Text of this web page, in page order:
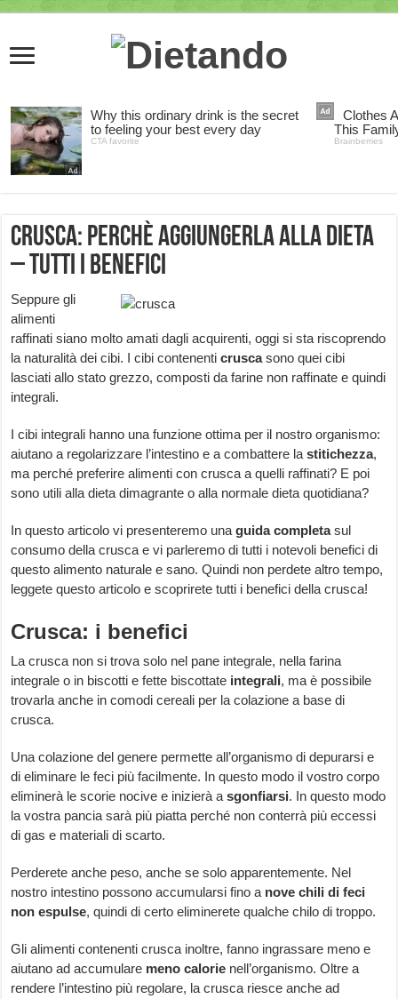
Crusca: perchè aggiungerla alla dieta
– tutti i benefici
Seppure gli
alimenti
raffinati siano molto amati dagli acquirenti, oggi si sta riscoprendo
la naturalità dei cibi. I cibi contenenticruscasono quei cibi
lasciati allo stato grezzo, composti da farine non raffinate e quindi
integrali.
I cibi integrali hanno una funzione ottima per il nostro organismo:
aiutano a regolarizzare l’intestino e a combattere lastitichezza,
ma perché preferire alimenti con crusca a quelli raffinati? E poi
sono utili alla dieta dimagrante o alla normale dieta quotidiana?
In questo articolo vi presenteremo unaguida completasul
consumo della crusca e vi parleremo di tutti i notevoli benefici di
questo alimento naturale e sano. Quindi non perdete altro tempo,
leggete questo articolo e scoprirete tutti i benefici della crusca!
Crusca: i benefici
La crusca non si trova solo nel pane integrale, nella farina
integrale o in biscotti e fette biscottate integrali, ma è possibile
trovarla anche in comodi cereali per la colazione a base di
crusca.
Una colazione del genere permette all’organismo di depurarsi e
di eliminare le feci più facilmente. In questo modo il vostro corpo
eliminerà le scorie nocive e inizierà asgonfiarsi. In questo modo
la vostra pancia sarà più piatta perché non conterrà più eccessi
di gas e materiali di scarto.
Perderete anche peso, anche se solo apparentemente. Nel
nostro intestino possono accumularsi fino a nove chili di feci
non espulse, quindi di certo eliminerete qualche chilo di troppo.
Gli alimenti contenenti crusca inoltre, fanno ingrassare meno e
aiutano ad accumulare meno calorie nell’organismo. Oltre a
rendere l’intestino più regolare, la crusca riesce anche ad